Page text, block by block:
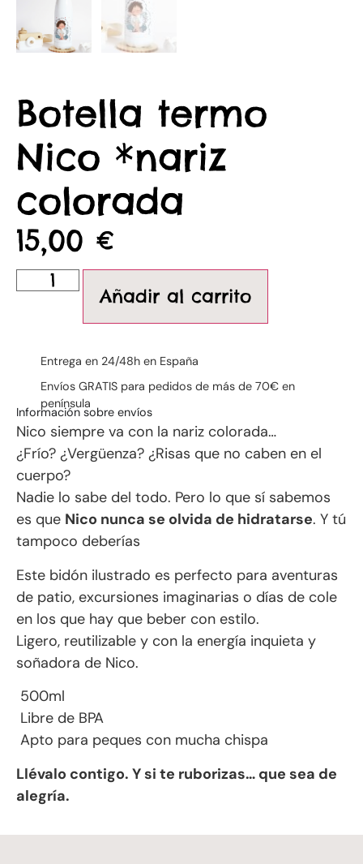
Botella termo
Nico *nariz
colorada
Nico siempre va con la nariz colorada…
¿Frío? ¿Vergüenza? ¿Risas que no caben en el
cuerpo?
Nadie lo sabe del todo. Pero lo que sí sabemos
es que Nico nunca se olvida de hidratarse. Y tú
tampoco deberías
Este bidón ilustrado es perfecto para aventuras
de patio, excursiones imaginarias o días de cole
en los que hay que beber con estilo.
Ligero, reutilizable y con la energía inquieta y
soñadora de Nico.
500ml
Libre de BPA
Apto para peques con mucha chispa
Llévalo contigo. Y si te ruborizas… que sea de
alegría.
15,00 €
Añadir al carrito
Entrega en 24/48h en España
Envíos GRATIS para pedidos de más de 70€ en
península
Información sobre envíos